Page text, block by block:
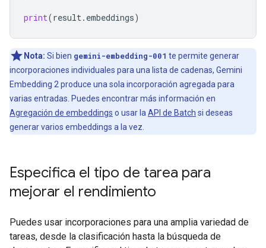
print(result. embeddings)
Nota: Si bien gemini-embedding-001 te permite generar
incorporaciones individuales para una lista de cadenas, Gemini
Embedding 2 produce una sola incorporación agregada para
varias entradas. Puedes encontrar más información en
Agregación de embeddings o usar la API de Batch si deseas
generar varios embeddings a la vez.
Especifica el tipo de tarea para
mejorar el rendimiento
Puedes usar incorporaciones para una amplia variedad de
tareas, desde la clasificación hasta la búsqueda de